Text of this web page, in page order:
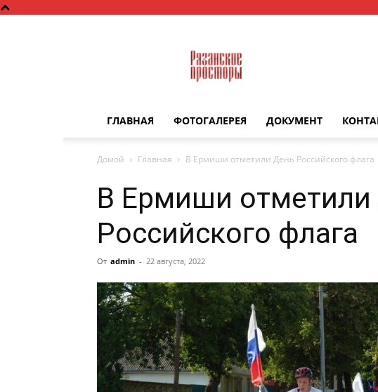
просторы
ГЛАВНАЯ ФОТОГАЛЕРЕЯ ДОКУМЕНТ
Домой Главная В Ермиши отметили День Российского флага
В Ермиши отметили
Российского флага
От admin - 22 августа, 2022